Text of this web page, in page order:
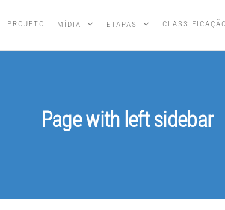
PROJETO MÍDIA ETAPAS CLASSIFICAÇÃO
Page with left sidebar